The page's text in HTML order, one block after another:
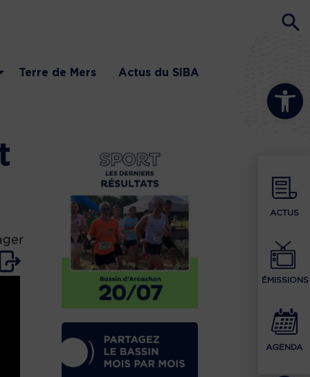
Ouvrir la
ACTUS
ÉMISSIONS
AGENDA
Terre de Mers Actus du SIBA